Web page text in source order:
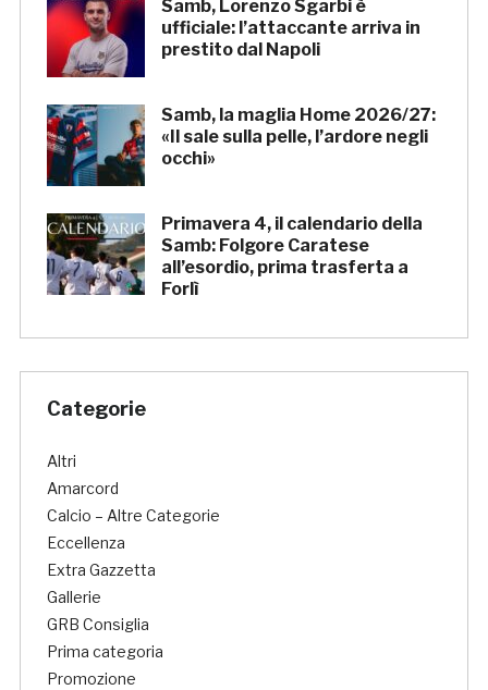
Samb, Lorenzo Sgarbi è
ufficiale: l’attaccante arriva in
prestito dal Napoli
Samb, la maglia Home 2026/27:
«Il sale sulla pelle, l’ardore negli
occhi»
Primavera 4, il calendario della
Samb: Folgore Caratese
all’esordio, prima trasferta a
Forlì
Categorie
Altri
Amarcord
Calcio – Altre Categorie
Eccellenza
Extra Gazzetta
Gallerie
GRB Consiglia
Prima categoria
Promozione